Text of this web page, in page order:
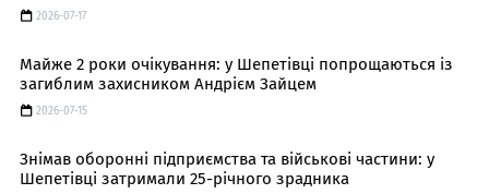
2026-07-17
Майже 2 роки очікування: у Шепетівці попрощаються із
загиблим захисником Андрієм Зайцем
2026-07-15
Знімав оборонні підприємства та військові частини: у
Шепетівці затримали 25-річного зрадника